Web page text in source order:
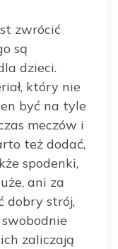
zwrócić
są
dzieci.
który nie
być na tyle
meczów i
też dodać,
spodenki,
ani za
dobry strój,
zaliczają